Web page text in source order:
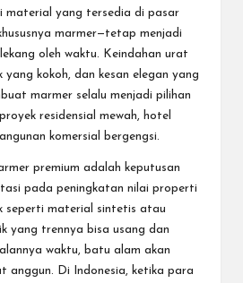
material yang tersedia di pasar
marmer—tetap menjadi
oleh waktu. Keindahan urat
yang kokoh, dan kesan elegan yang
marmer selalu menjadi pilihan
residensial mewah, hotel
komersial bergengsi.
premium adalah keputusan
pada peningkatan nilai properti
seperti material sintetis atau
yang trennya bisa usang dan
waktu, batu alam akan
anggun. Di Indonesia, ketika para